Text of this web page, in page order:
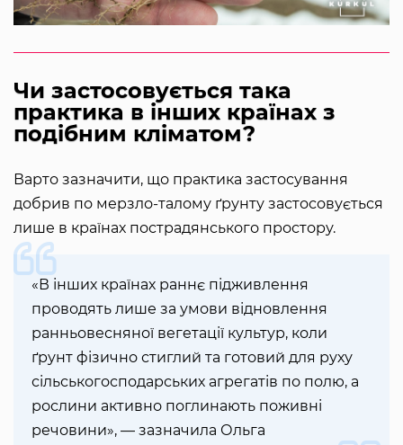
Чи застосовується така
практика в інших країнах з
подібним кліматом?
Варто зазначити, що практика застосування
добрив по мерзло-талому ґрунту застосовується
лише в країнах пострадянського простору.
«В інших країнах раннє підживлення
проводять лише за умови відновлення
ранньовесняної вегетації культур, коли
ґрунт фізично стиглий та готовий для руху
сільськогосподарських агрегатів по полю, а
рослини активно поглинають поживні
речовини», — зазначила Ольга